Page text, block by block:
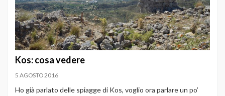
Kos: cosa vedere
5 AGOSTO 2016
Ho già parlato delle spiagge di Kos, voglio ora parlare un po’